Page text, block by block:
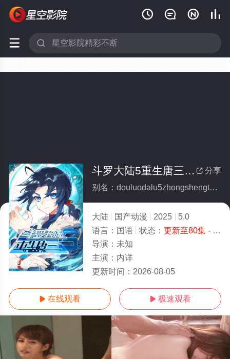
   
 
更新至80集
 分享
斗罗大陆5重生唐三动态漫画
别名：douluodalu5zhongshengtangsandongtaimanhua
大陆 国产动漫 2025
5.0
语言： 国语 状态： 更新至80集- 免费在线观看
导演： 未知
主演： 内详
更新时间： 2026-08-05
 在线观看  极速观看